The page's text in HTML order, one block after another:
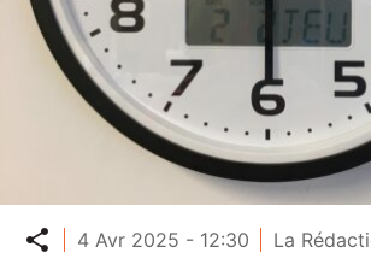
Partager
4 Avr 2025 - 12:30 La